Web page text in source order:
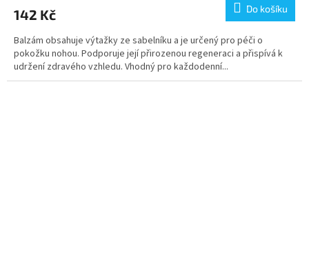
142 Kč Do košíku
Balzám obsahuje výtažky ze sabelníku a je určený pro péči o
pokožku nohou. Podporuje její přirozenou regeneraci a přispívá k
udržení zdravého vzhledu. Vhodný pro každodenní...